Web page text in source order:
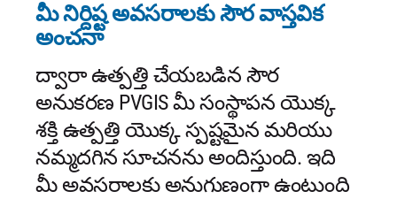
మీ నిర్దిష్ట అవసరాలకు సౌర వాస్తవిక
అంచనా
ద్వారా ఉత్పత్తి చేయబడిన సౌర
అనుకరణ PVGIS మీ సంస్థాపన యొక్క
శక్తి ఉత్పత్తి యొక్క స్పష్టమైన మరియు
నమ్మదగిన సూచనను అందిస్తుంది. ఇది
మీ అవసరాలకు అనుగుణంగా ఉంటుంది